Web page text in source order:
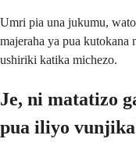
Umri pia una jukumu,
majeraha ya pua kutokana
ushiriki katika michezo.
Je, ni matatizo
pua iliyo